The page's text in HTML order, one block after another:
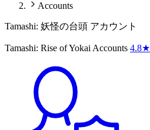
Accounts
Tamashi: 妖怪の台頭 アカウント
Tamashi: Rise of Yokai Accounts 4.8★